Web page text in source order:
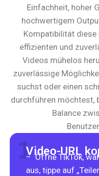
Einfachheit, hoher
hochwertigem
Kompatibilität
effizienten und
Videos mühelos
zuverlässige
suchst oder einen
durchführen möchtest,
Balance
1.Video-URL
– Öffne TikTok,
aus, tippe auf